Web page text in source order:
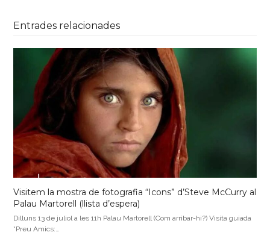
Entrades relacionades
Visitem la mostra de fotografia “Icons” d’Steve McCurry al
Palau Martorell (llista d’espera)
Dilluns 13 de juliol a les 11h Palau Martorell (Com arribar-hi?) Visita guiada
*Preu Amics:…